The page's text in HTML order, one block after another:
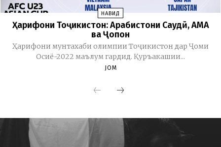
НАВИД
Ҳарифони Тоҷикистон: Арабистони Саудӣ, АМА
ва Ҷопон
Ҳарифони мунтахаби олимпии Тоҷикистон дар Ҷоми
Осиё-2022 маълум гардид. Қуръакашии...
JOM